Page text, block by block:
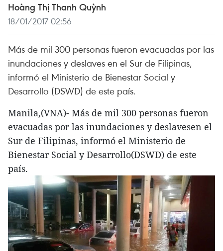
Hoàng Thị Thanh Quỳnh
18/01/2017 02:56
Más de mil 300 personas fueron evacuadas por las
inundaciones y deslaves en el Sur de Filipinas,
informó el Ministerio de Bienestar Social y
Desarrollo (DSWD) de este país.
Manila,(VNA)- Más de mil 300 personas fueron
evacuadas por las inundaciones y deslavesen el
Sur de Filipinas, informó el Ministerio de
Bienestar Social y Desarrollo(DSWD) de este
país.